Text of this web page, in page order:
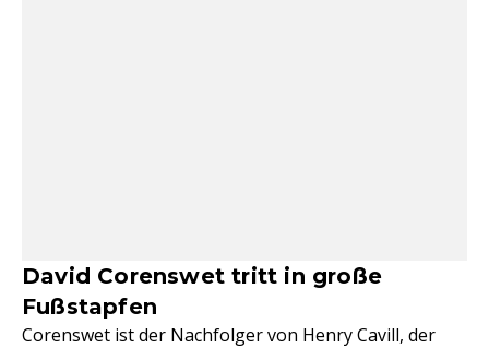
David Corenswet tritt in große
Fußstapfen
Corenswet ist der Nachfolger von Henry Cavill, der